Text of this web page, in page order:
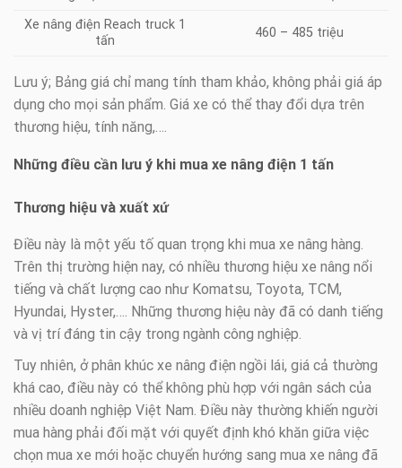
Xe nâng điện Reach truck 1
tấn
460 – 485 triệu
Lưu ý; Bảng giá chỉ mang tính tham khảo, không phải giá áp
dụng cho mọi sản phẩm. Giá xe có thể thay đổi dựa trên
thương hiệu, tính năng,….
Những điều cần lưu ý khi mua xe nâng điện 1 tấn
Thương hiệu và xuất xứ
Điều này là một yếu tố quan trọng khi mua xe nâng hàng.
Trên thị trường hiện nay, có nhiều thương hiệu xe nâng nổi
tiếng và chất lượng cao như Komatsu, Toyota, TCM,
Hyundai, Hyster,…. Những thương hiệu này đã có danh tiếng
và vị trí đáng tin cậy trong ngành công nghiệp.
Tuy nhiên, ở phân khúc xe nâng điện ngồi lái, giá cả thường
khá cao, điều này có thể không phù hợp với ngân sách của
nhiều doanh nghiệp Việt Nam. Điều này thường khiến người
mua hàng phải đối mặt với quyết định khó khăn giữa việc
chọn mua xe mới hoặc chuyển hướng sang mua xe nâng đã